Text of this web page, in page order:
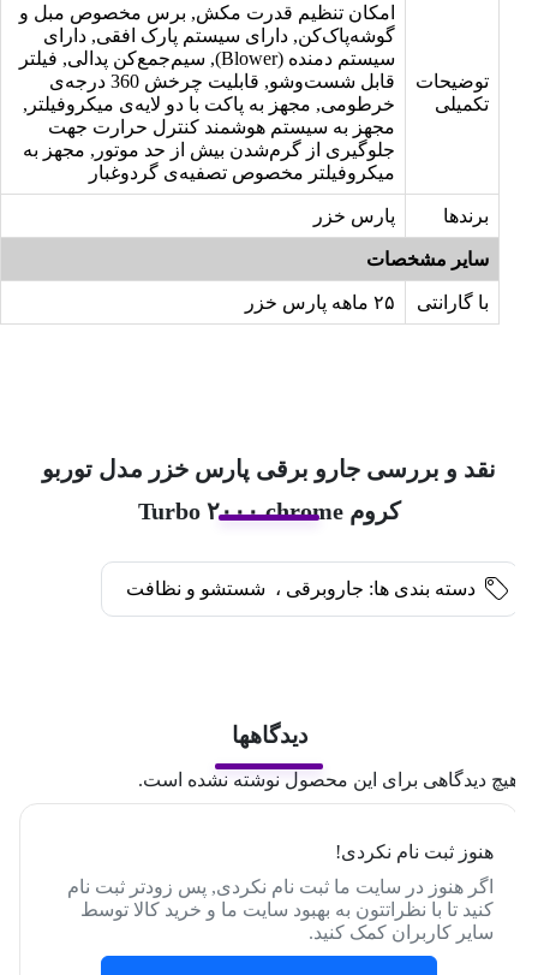
توضیحات
تکمیلی
امکان تنظیم قدرت مکش, برس مخصوص مبل و
گوشه‌پاک‌کن, دارای سیستم پارک افقی, دارای
سیستم دمنده (Blower), سیم‌جمع‌کن پدالی, فیلتر
قابل شست‌وشو, قابلیت چرخش 360 درجه‌ی
خرطومی, مجهز به پاکت با دو لایه‌ی میکروفیلتر,
مجهز به سیستم هوشمند کنترل حرارت جهت
جلوگیری از گرم‌شدن بیش از حد موتور, مجهز به
میکروفیلتر مخصوص تصفیه‌ی گردوغبار
برندها پارس خزر
سایر مشخصات
با گارانتی
نقد و بررسی جارو برقی پارس خزر مدل توربو
کروم Turbo ۲۰۰۰ chrome
دسته بندی ها: جاروبرقی ، شستشو و نظافت
دیدگاهها
دیدگاهی برای این محصول نوشته نشده است.
هنوز ثبت نام نکردی!
اگر هنوز در سایت ما ثبت نام نکردی, پس زودتر ثبت نام
کنید تا با نظراتتون به بهبود سایت ما و خرید کالا توسط
سایر کاربران کمک کنید.